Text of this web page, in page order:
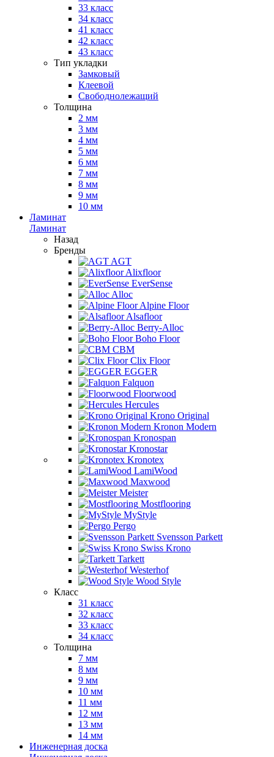
33 класс
34 класс
41 класс
42 класс
43 класс
Тип укладки
Замковый
Клеевой
Свободнолежащий
Толщина
2 мм
3 мм
4 мм
5 мм
6 мм
7 мм
8 мм
9 мм
10 мм
Ламинат
Ламинат
Назад
Бренды
AGT
Alixfloor
EverSense
Alloc
Alpine Floor
Alsafloor
Berry-Alloc
Boho Floor
CBM
Clix Floor
EGGER
Falquon
Floorwood
Hercules
Krono Original
Kronon Modern
Kronospan
Kronostar
Kronotex
LamiWood
Maxwood
Meister
Mostflooring
MyStyle
Pergo
Svensson Parkett
Swiss Krono
Tarkett
Westerhof
Wood Style
Класс
31 класс
32 класс
33 класс
34 класс
Толщина
7 мм
8 мм
9 мм
10 мм
11 мм
12 мм
13 мм
14 мм
Инженерная доска